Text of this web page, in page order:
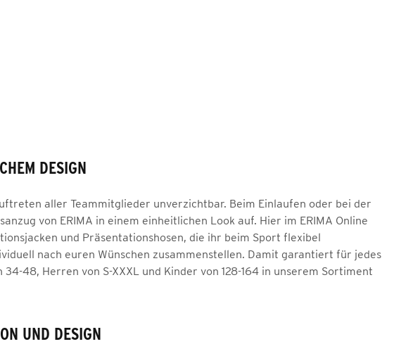
DESIGN
aller Teammitglieder unverzichtbar. Beim Einlaufen oder bei der
von ERIMA in einem einheitlichen Look auf. Hier im ERIMA Online
und Präsentationshosen, die ihr beim Sport flexibel
nach euren Wünschen zusammenstellen. Damit garantiert für jedes
48, Herren von S-XXXL und Kinder von 128-164 in unserem Sortiment
UND DESIGN